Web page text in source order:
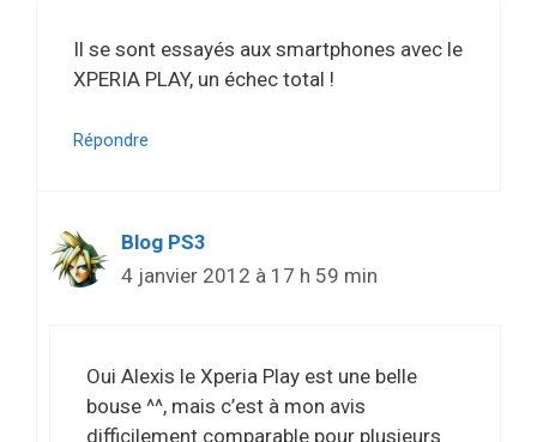
Il se sont essayés aux smartphones avec le
XPERIA PLAY, un échec total !
Répondre
Blog PS3
4 janvier 2012 à 17 h 59 min
Oui Alexis le Xperia Play est une belle
bouse ^^, mais c’est à mon avis
difficilement comparable pour plusieurs